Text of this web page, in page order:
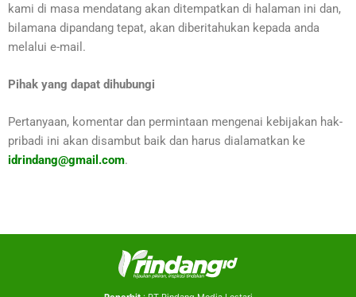
kami di masa mendatang akan ditempatkan di halaman ini dan,
bilamana dipandang tepat, akan diberitahukan kepada anda
melalui e-mail.
Pihak yang dapat dihubungi
Pertanyaan, komentar dan permintaan mengenai kebijakan hak-
pribadi ini akan disambut baik dan harus dialamatkan ke
idrindang@gmail.com.